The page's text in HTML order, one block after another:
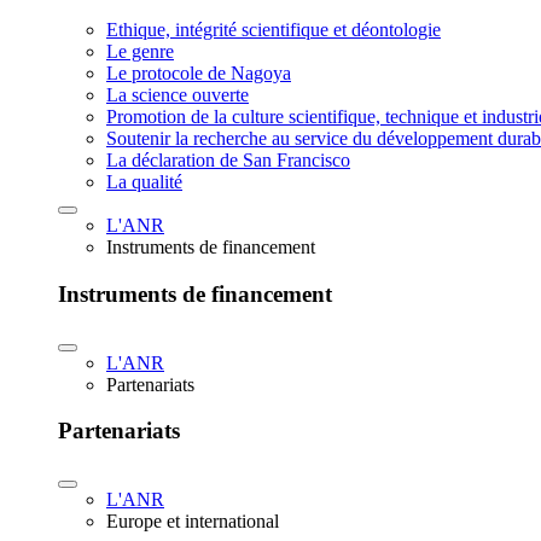
Ethique, intégrité scientifique et déontologie
Le genre
Le protocole de Nagoya
La science ouverte
Promotion de la culture scientifique, technique et
Soutenir la recherche au service du développement
La déclaration de San Francisco
La qualité
L'ANR
Instruments de financement
Instruments de financement
L'ANR
Partenariats
Partenariats
L'ANR
Europe et international